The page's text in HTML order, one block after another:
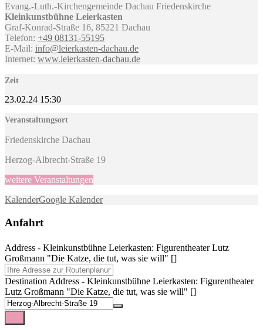
Evang.-Luth.-Kirchengemeinde Dachau Friedenskirche
Kleinkunstbühne Leierkasten
Graf-Konrad-Straße 16, 85221 Dachau
Telefon: +49 08131-55195
E-Mail: info@leierkasten-dachau.de
Internet: www.leierkasten-dachau.de
Zeit
23.02.24 15:30
Veranstaltungsort
Friedenskirche Dachau
Herzog-Albrecht-Straße 19
weitere Veranstaltungen
KalenderGoogle Kalender
Anfahrt
Address - Kleinkunstbühne Leierkasten: Figurentheater Lutz
Großmann "Die Katze, die tut, was sie will" []
Destination Address - Kleinkunstbühne Leierkasten: Figurentheater
Lutz Großmann "Die Katze, die tut, was sie will" []